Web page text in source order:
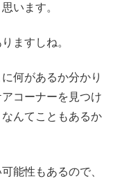
います。
ますしね。
何があるか分かり
コーナーを見つけ
んてこともあるか
能性もあるので、